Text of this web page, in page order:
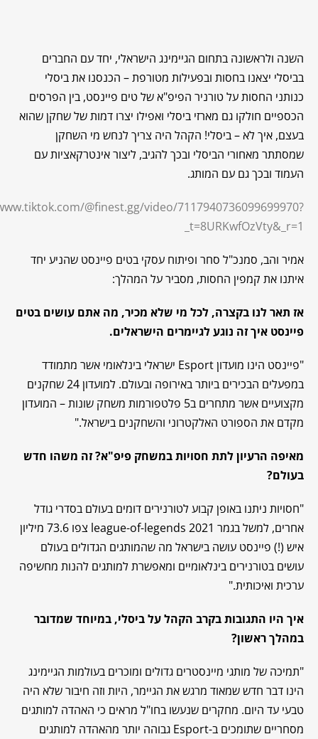
השנה ולראשונה בתחום הגיימינג הישראלי, יחד עם החברים
בביסלי יצאנו בחסות ובפעילות מטורפת – הכנסנו את ביסלי
כנותני החסות על טורניר הפיפ"א של טים פיינסט, בין הפרסים
הכספיים חולקו גם מארזי ביסלי ואפילו יצרו דמות של שחקן שהוא
בעצם, איך לא – ביסלי! הקהל היה צריך לנחש מי השחקן
שמסתתר מאחורי הביסלי ובכך להגיב, ליצור אינטרקאציות עם
העמוד ובכך גם עם המותג.
@finest.gg/video/7117940736099699970?
_t=8URKwfOzVty&_r=1
אמיר והב, סמנכ"ל סחר ופיתוח עסקי בטים פיינסט שהניע יחד
איתנו את קמפין החסות, מסביר על המהלך:
אז תאר לנו בקצרה, לכל מי שלא מכיר, מה אתם עושים בטים
פיינסט איך זה נוגע לגיימרים הישראלים.
"פיינסט הינו מועדון Esport ישראלי בינלאומי אשר מתמודד
במפעלים הבכירים ביותר באירופה ובעולם. למועדון 24 שחקנים
מקצועיים אשר מתחרים ב5 פלטפורמות משחק שונות – המועדון
מקדם את הספורט האלקטרוני והשחקנים בישראל."
מאיפה הרעיון לתת חסויות במשחק פיפ"א? זה משהו חדש
בעולם?
"חסויות ניתנו באופן קבוע לטורנירים דומים בעולם בסדרי גודל
אחרים, למשל בגמר league-of-legends 2021 צפו 73.6 מיליון
איש (!) פיינסט עושה בישראל מה שהמותגים הגדולים בעולם
עושים בטורנירים בינלאומיים ומאפשרת למותגים להנות מחשיפה
ערכית ואיכותית."
איך היו התגובות בקרב הקהל על ביסלי, במיוחד שמדובר
במהלך ראשון?
"תמיכה של מותגי מיינסטרים גדולים ומוכרים בעולמות הגיימינג
הינו דבר חדש שמאוד מרגש את הגיימר, היות וזה חיבור שלא היה
טבעי עד היום. מחקרים שנעשו בחו"ל מראים כי האהדה למותגים
מסחריים שתומכים ב-Esport גבוהה יותר מהאהדה למותגים